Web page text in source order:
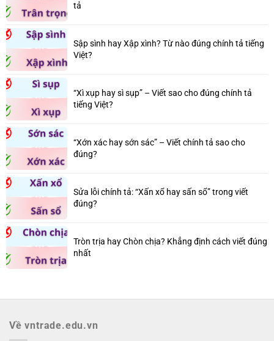
tả
Sập sình hay Xập xình? Từ nào đúng chính tả tiếng
Việt?
“Xì xụp hay sì sụp” – Viết sao cho đúng chính tả
tiếng Việt?
“Xớn xác hay sớn sác” – Viết chính tả sao cho
đúng?
Sửa lỗi chính tả: “Xấn xổ hay sấn sổ” trong viết
đúng?
Tròn trịa hay Chòn chịa? Khẳng định cách viết đúng
nhất
Về vntrade.edu.vn